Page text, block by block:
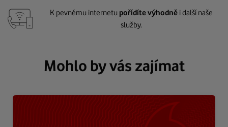
K pevnému internetu pořídíte výhodně i další naše
služby.
Mohlo by vás zajímat